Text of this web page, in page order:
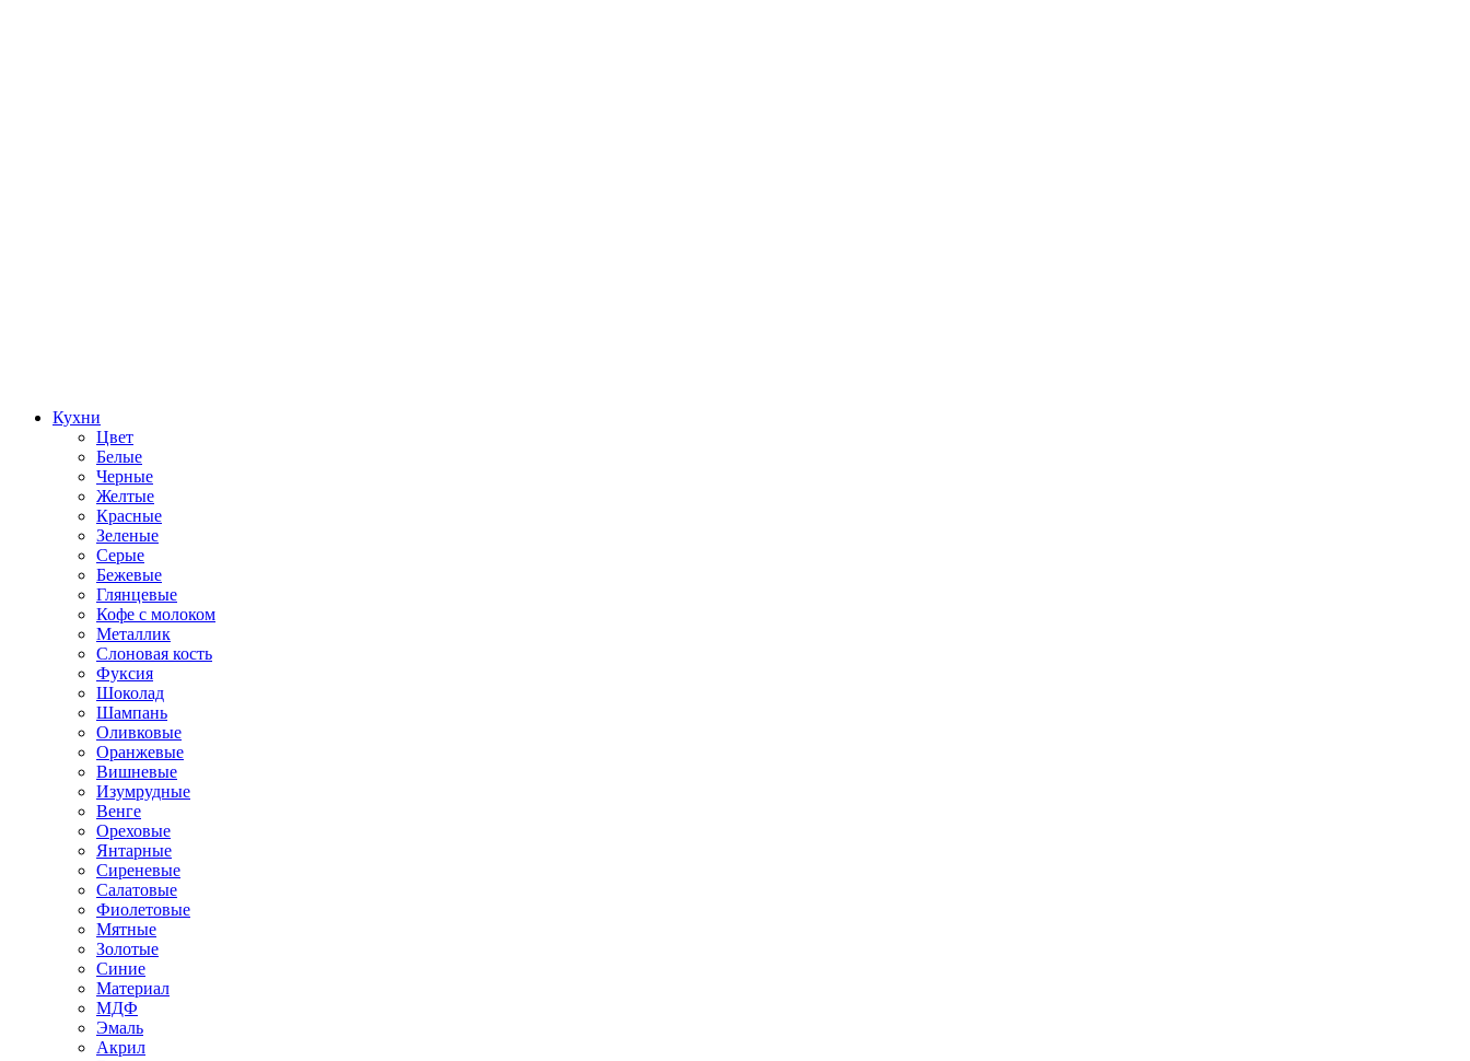
Кухни
Цвет
Белые
Черные
Желтые
Красные
Зеленые
Серые
Бежевые
Глянцевые
Кофе с молоком
Металлик
Слоновая кость
Фуксия
Шоколад
Шампань
Оливковые
Оранжевые
Вишневые
Изумрудные
Венге
Ореховые
Янтарные
Сиреневые
Салатовые
Фиолетовые
Мятные
Золотые
Синие
Материал
МДФ
Эмаль
Акрил